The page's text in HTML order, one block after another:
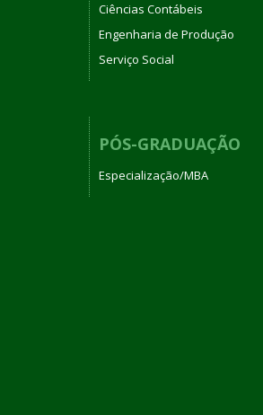
Ciências Contábeis
Engenharia de Produção
Serviço Social
PÓS-GRADUAÇÃO
Especialização/MBA